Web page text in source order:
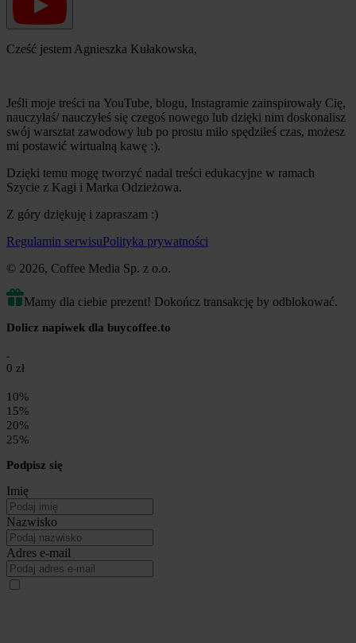
Cześć jestem Agnieszka Kułakowska,
Jeśli moje treści na YouTube, blogu, Instagramie zainspirowały Cię,
nauczyłaś/ nauczyłeś się czegoś nowego lub dzięki nim doskonalisz
swój warsztat zawodowy lub po prostu miło spędziłeś czas, możesz
mi postawić wirtualną kawę :).
Dzięki temu mogę tworzyć nadal treści edukacyjne w ramach
Szycie z Kagi i Marka Odzieżowa.
Z góry dziękuję i zapraszam :)
Regulamin serwisuPolityka prywatności
© 2026, Coffee Media Sp. z o.o.
Mamy dla ciebie prezent! Dokończ transakcję by odblokować.
Dolicz napiwek dla buycoffee.to
0 zł
10%
15%
20%
25%
Podpisz się
Imię
Nazwisko
Adres e-mail